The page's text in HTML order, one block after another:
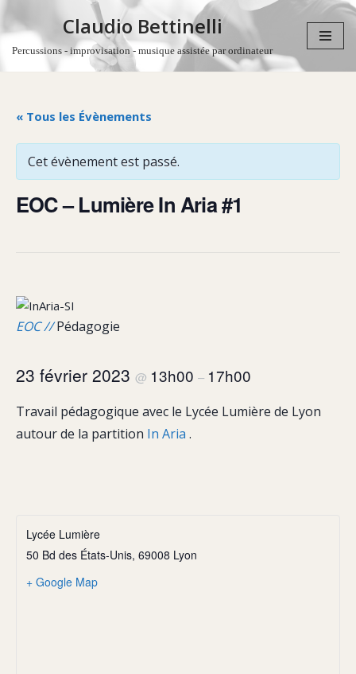
Aller
Claudio Bettinelli
Percussions - improvisation - musique assistée par ordinateur
« Tous les Évènements
Cet évènement est passé.
EOC – Lumière In Aria #1
EOC //Pédagogie
23 février 2023 @ 13h00 – 17h00
Travail pédagogique avec le Lycée Lumière de Lyon
autour de la partition In Aria .
Lycée Lumière
50 Bd des États-Unis, 69008 Lyon
+ Google Map